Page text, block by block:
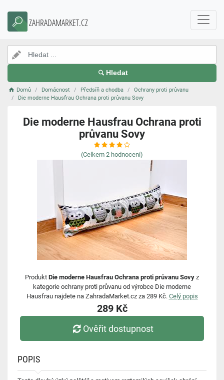
ZAHRADAMARKET.CZ
Hledat
Domů Domácnost Předsíň a chodba
Ochrany proti průvanu
Die moderne Hausfrau Ochrana proti průvanu Sovy
Die moderne Hausfrau Ochrana proti
průvanu Sovy
(Celkem 2 hodnocení)
Produkt Die moderne Hausfrau Ochrana proti průvanu Sovy z
kategorie ochrany proti průvanu od výrobce Die moderne
Hausfrau najdete na ZahradaMarket.cz za 289 Kč. Celý popis
289 Kč
Ověřit dostupnost
POPIS